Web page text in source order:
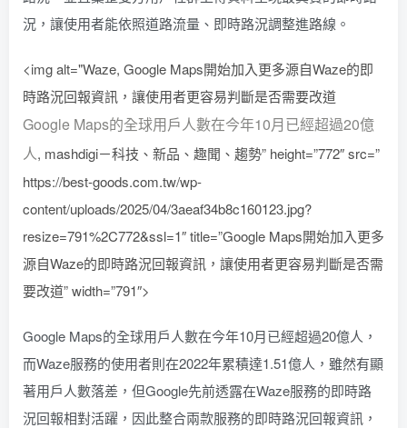
況，讓使用者能依照道路流量、即時路況調整進路線。
<img alt="Waze, Google Maps開始加入更多源自Waze的即
時路況回報資訊，讓使用者更容易判斷是否需要改道
Google Maps的全球用戶人數在今年10月已經超過20億
人, mashdigi－科技、新品、趣聞、趨勢” height=”772″ src=”
https://best-goods.com.tw/wp-
content/uploads/2025/04/3aeaf34b8c160123.jpg?
resize=791%2C772&ssl=1″ title=”Google Maps開始加入更多
源自Waze的即時路況回報資訊，讓使用者更容易判斷是否需
要改道” width=”791″>
Google Maps的全球用戶人數在今年10月已經超過20億人，
而Waze服務的使用者則在2022年累積達1.51億人，雖然有顯
著用戶人數落差，但Google先前透露在Waze服務的即時路
況回報相對活躍，因此整合兩款服務的即時路況回報資訊，